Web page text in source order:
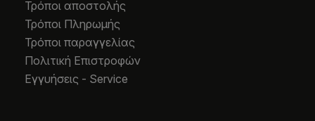
Τρόποι αποστολής
Τρόποι Πληρωμής
Τρόποι παραγγελίας
Πολιτική Επιστροφών
Εγγυήσεις - Service